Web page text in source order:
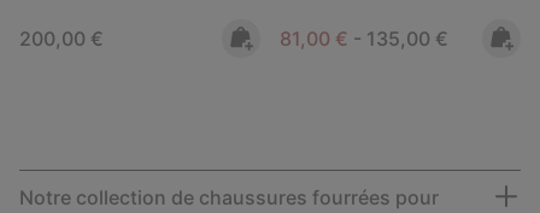
Regular price:
200,00 € Minimum sale price:
81,00 € - Maximum price:
135,00 €
Notre collection de chaussures fourrées pour